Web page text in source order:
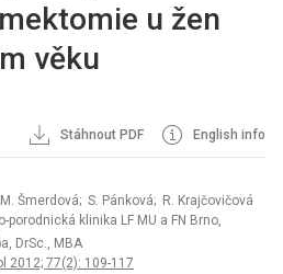
u žen
věku
Stáhnout PDF English info
Šmerdová; S. Pánková; R. Krajčovičová
klinika LF MU a FN Brno,
DrSc., MBA
2012; 77(2): 109-117